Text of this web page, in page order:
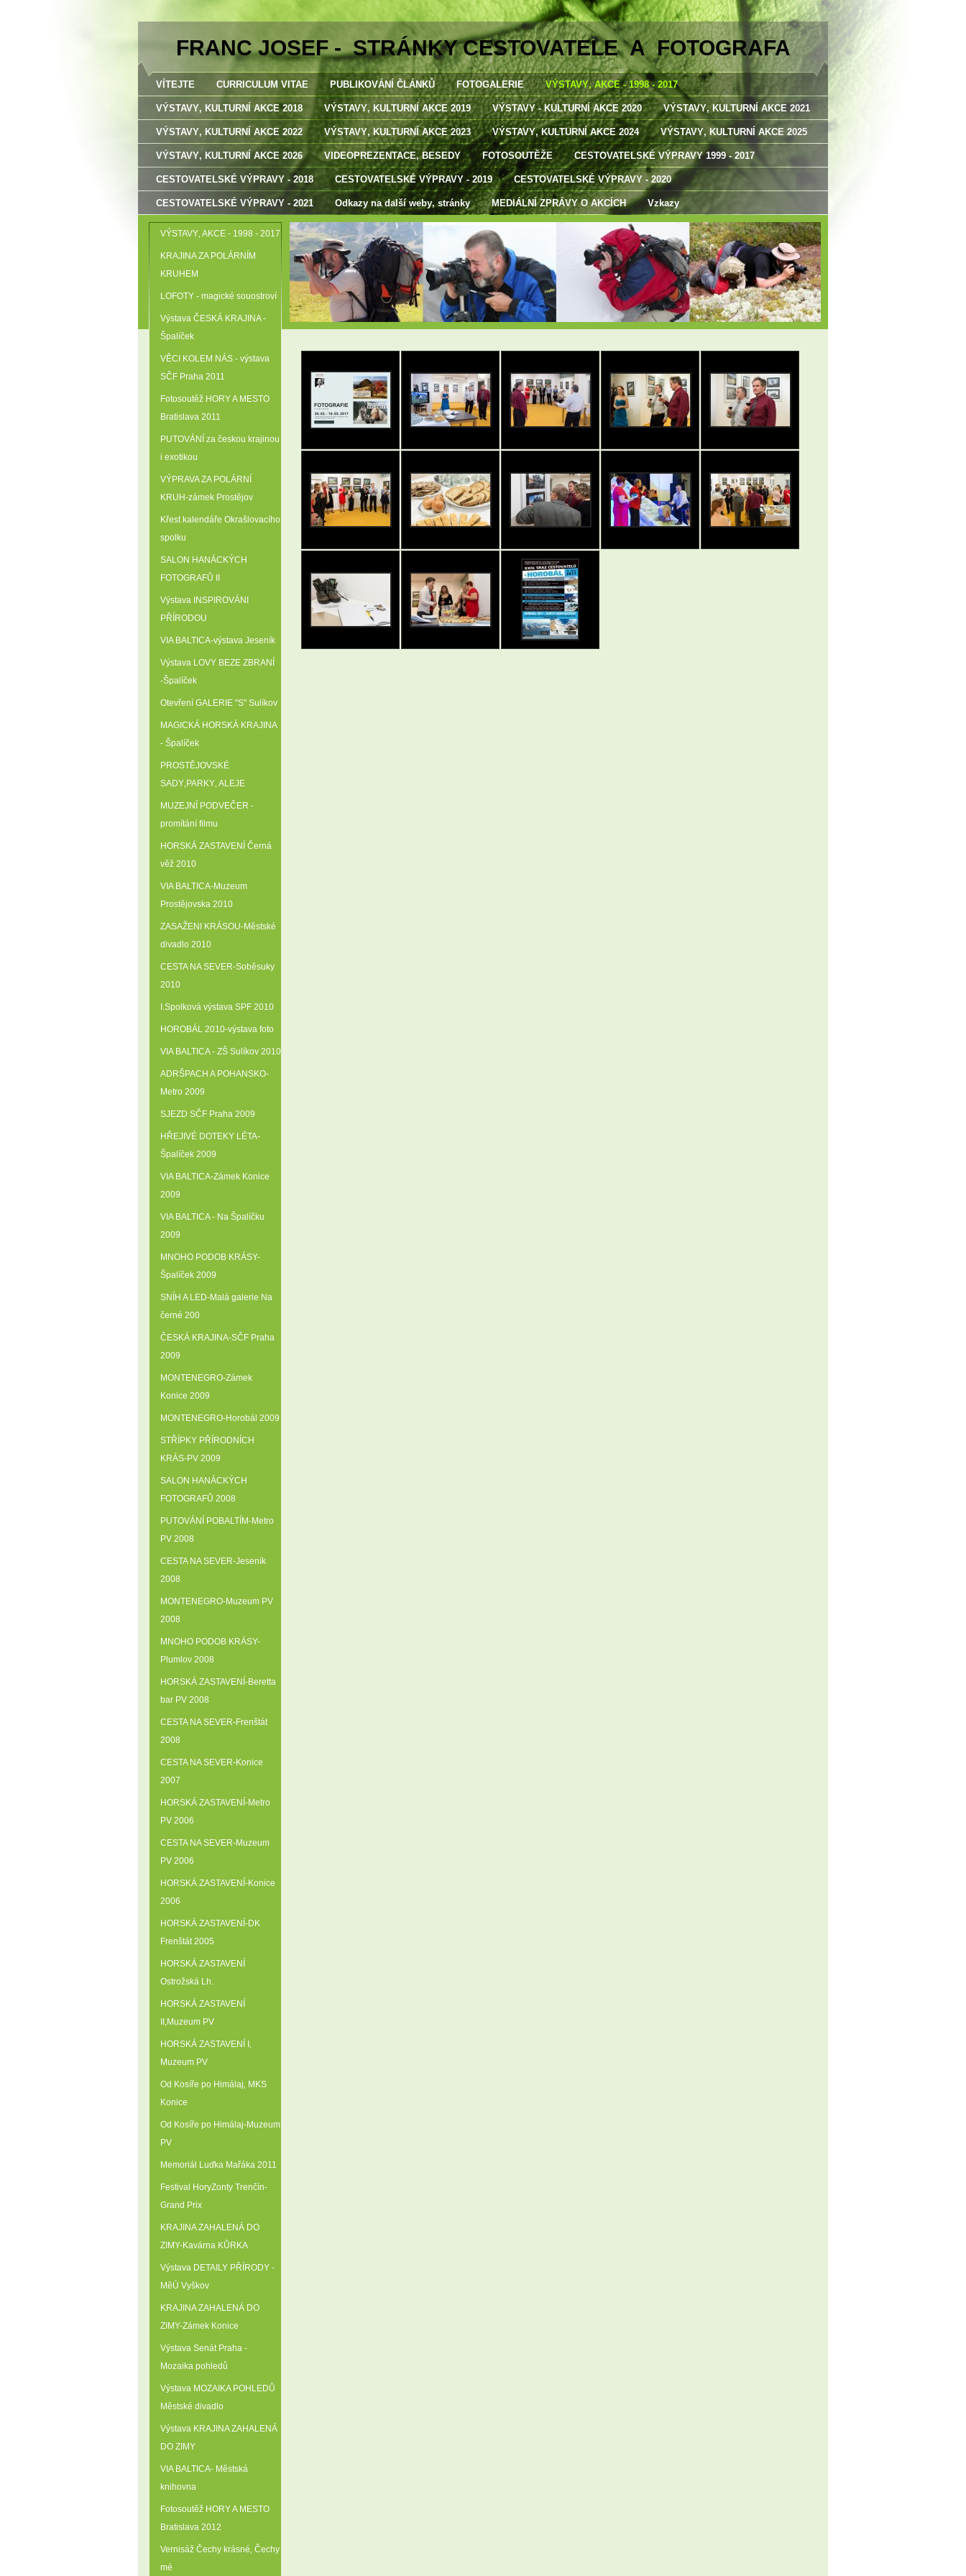
FRANC JOSEF - STRÁNKY CESTOVATELE A FOTOGRAFA
VÍTEJTE CURRICULUM VITAE PUBLIKOVÁNÍ ČLÁNKŮ FOTOGALERIE VÝSTAVY‚ AKCE - 1998 - 2017
VÝSTAVY‚ KULTURNÍ AKCE 2018 VÝSTAVY‚ KULTURNÍ AKCE 2019 VÝSTAVY - KULTURNÍ AKCE 2020 VÝSTAVY‚ KULTURNÍ AKCE 2021
VÝSTAVY‚ KULTURNÍ AKCE 2022 VÝSTAVY‚ KULTURNÍ AKCE 2023 VÝSTAVY‚ KULTURNÍ AKCE 2024 VÝSTAVY‚ KULTURNÍ AKCE 2025
VÝSTAVY‚ KULTURNÍ AKCE 2026 VIDEOPREZENTACE‚ BESEDY FOTOSOUTĚŽE CESTOVATELSKÉ VÝPRAVY 1999 - 2017
CESTOVATELSKÉ VÝPRAVY - 2018 CESTOVATELSKÉ VÝPRAVY - 2019 CESTOVATELSKÉ VÝPRAVY - 2020
CESTOVATELSKÉ VÝPRAVY - 2021 Odkazy na další weby‚ stránky MEDIÁLNÍ ZPRÁVY O AKCÍCH Vzkazy
VÝSTAVY‚ AKCE - 1998 - 2017
KRAJINA ZA POLÁRNÍM
KRUHEM
LOFOTY - magické souostroví
Výstava ČESKÁ KRAJINA -
Špalíček
VĚCI KOLEM NÁS - výstava
SČF Praha 2011
Fotosoutěž HORY A MESTO
Bratislava 2011
PUTOVÁNÍ za českou krajinou
i exotikou
VÝPRAVA ZA POLÁRNÍ
KRUH-zámek Prostějov
Křest kalendáře Okrašlovacího
spolku
SALON HANÁCKÝCH
FOTOGRAFŮ II
Výstava INSPIROVÁNI
PŘÍRODOU
VIA BALTICA-výstava Jeseník
Výstava LOVY BEZE ZBRANÍ
-Špalíček
Otevření GALERIE "S" Sulíkov
MAGICKÁ HORSKÁ KRAJINA
- Špalíček
PROSTĚJOVSKÉ
SADY‚PARKY‚ ALEJE
MUZEJNÍ PODVEČER -
promítání filmu
HORSKÁ ZASTAVENÍ Černá
věž 2010
VIA BALTICA-Muzeum
Prostějovska 2010
ZASAŽENI KRÁSOU-Městské
divadlo 2010
CESTA NA SEVER-Soběsuky
2010
I.Spolková výstava SPF 2010
HOROBÁL 2010-výstava foto
VIA BALTICA - ZŠ Sulíkov 2010
ADRŠPACH A POHANSKO-
Metro 2009
SJEZD SČF Praha 2009
HŘEJIVÉ DOTEKY LÉTA-
Špalíček 2009
VIA BALTICA-Zámek Konice
2009
VIA BALTICA - Na Špalíčku
2009
MNOHO PODOB KRÁSY-
Špalíček 2009
SNÍH A LED-Malá galerie Na
černé 200
ČESKÁ KRAJINA-SČF Praha
2009
MONTENEGRO-Zámek
Konice 2009
MONTENEGRO-Horobál 2009
STŘÍPKY PŘÍRODNÍCH
KRÁS-PV 2009
SALON HANÁCKÝCH
FOTOGRAFŮ 2008
PUTOVÁNÍ POBALTÍM-Metro
PV 2008
CESTA NA SEVER-Jeseník
2008
MONTENEGRO-Muzeum PV
2008
MNOHO PODOB KRÁSY-
Plumlov 2008
HORSKÁ ZASTAVENÍ-Beretta
bar PV 2008
CESTA NA SEVER-Frenštát
2008
CESTA NA SEVER-Konice
2007
HORSKÁ ZASTAVENÍ-Metro
PV 2006
CESTA NA SEVER-Muzeum
PV 2006
HORSKÁ ZASTAVENÍ-Konice
2006
HORSKÁ ZASTAVENÍ-DK
Frenštát 2005
HORSKÁ ZASTAVENÍ
Ostrožská Lh.
HORSKÁ ZASTAVENÍ
II‚Muzeum PV
HORSKÁ ZASTAVENÍ I‚
Muzeum PV
Od Kosíře po Himálaj‚ MKS
Konice
Od Kosíře po Himálaj-Muzeum
PV
Memoriál Luďka Mařáka 2011
Festival HoryZonty Trenčín-
Grand Prix
KRAJINA ZAHALENÁ DO
ZIMY-Kavárna KŮRKA
Výstava DETAILY PŘÍRODY -
MěÚ Vyškov
KRAJINA ZAHALENÁ DO
ZIMY-Zámek Konice
Výstava Senát Praha -
Mozaika pohledů
Výstava MOZAIKA POHLEDŮ
Městské divadlo
Výstava KRAJINA ZAHALENÁ
DO ZIMY
VIA BALTICA- Městská
knihovna
Fotosoutěž HORY A MESTO
Bratislava 2012
Vernisáž Čechy krásné‚ Čechy
mé